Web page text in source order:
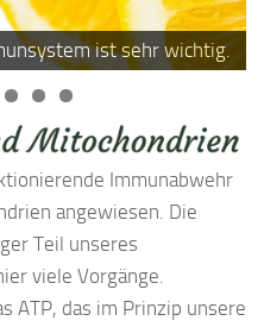
ist sehr wichtig.
Immunabwehr
angewiesen. Die
Teil unseres
viele Vorgänge.
ATP, das im Prinzip unsere